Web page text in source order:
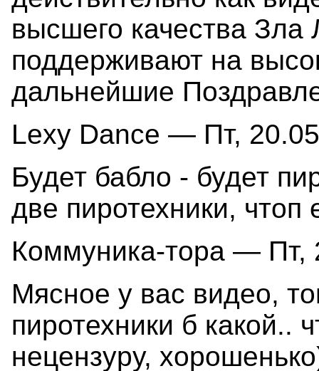
высшего качества
поддерживают на
дальнейшие
Lexy Dance — Пт,
Будет бабло - будет
две пиротехники,
Коммуника-тора — Пт,
Мясное у вас видео,
пиротехники б какой..
нецензуру,